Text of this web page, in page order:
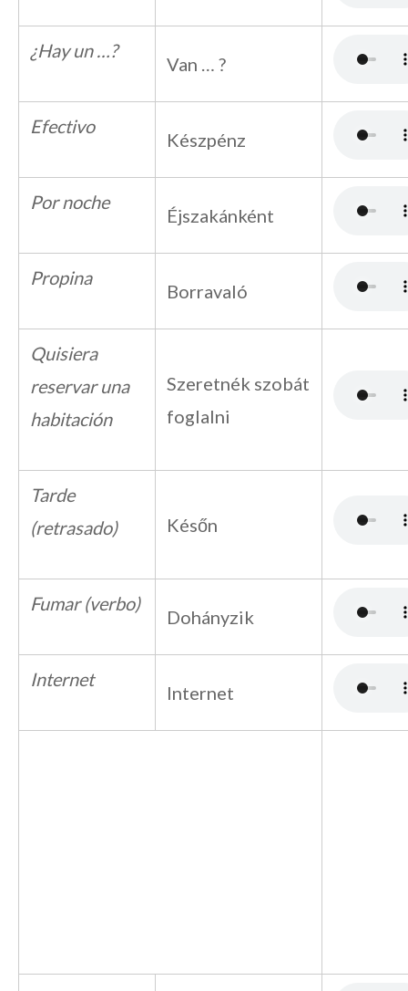
¿Hay un …?
Van … ?
Efectivo
Készpénz
Por noche
Éjszakánként
Propina
Borravaló
Quisiera
reservar una
habitación
Szeretnék szobát
foglalni
Tarde
(retrasado)
Későn
Fumar (verbo)
Dohányzik
Internet
Internet